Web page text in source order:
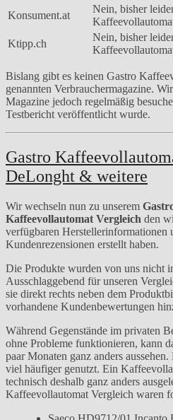
Konsument.at
Nein, bisher
Ktipp.ch
Nein, bisher
Bislang gibt es keinen Gastro
genannten Verbrauchermagazine.
Magazine jedoch regelmäßig
Testbericht veröffentlicht wurde.
Gastro
DeLonght & weitere
Wir wechseln nun zu unserem
Kaffeevollautomat Vergleich den
verfügbaren Herstellerinformationen
Kundenrezensionen erstellt haben.
Die Produkte wurden von uns nicht
Ausschlaggebend für unseren
sie direkt rechts neben dem
vorhandene Kundenbewertungen
Während Gegenstände im privaten
ohne Probleme funktionieren, kann
paar Monaten ganz anders
viel häufiger genutzt. Ein
technisch deshalb ganz anders
Kaffeevollautomat Vergleich waren